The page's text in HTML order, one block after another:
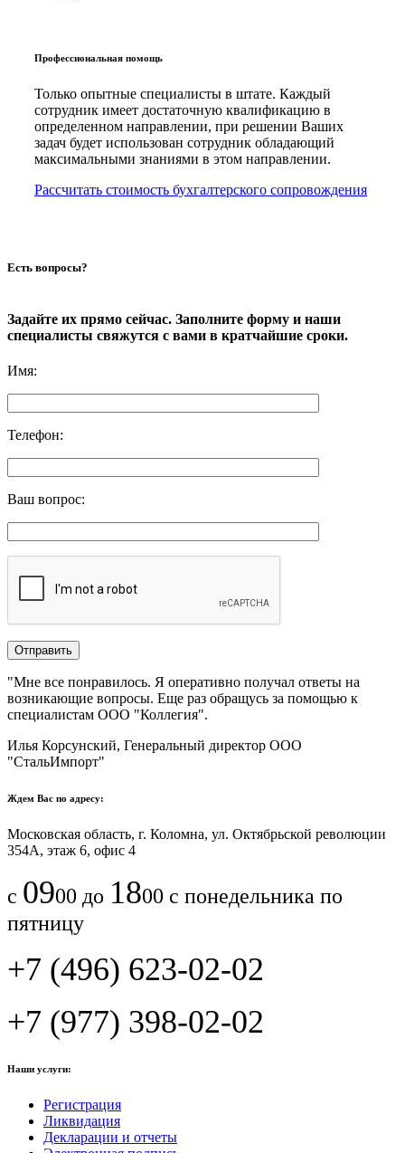
Профессиональная помощь
Только опытные специалисты в штате. Каждый
сотрудник имеет достаточную квалификацию в
определенном направлении, при решении Ваших
задач будет использован сотрудник обладающий
максимальными знаниями в этом направлении.
Рассчитать стоимость бухгалтерского сопровождения
Есть вопросы?
Задайте их прямо сейчас. Заполните форму и наши
специалисты свяжутся с вами в кратчайшие сроки.
Имя:
Телефон:
Ваш вопрос:
"Мне все понравилось.​ ​Я оперативно получал ответы на
возникающие вопросы. Еще раз обращусь за помощью к
специалистам ООО "Коллегия".​
Илья Корсунский, Генеральный директор ООО
"СтальИмпорт"
Ждем Вас по адресу:
Московская область, г. Коломна, ул. Октябрьской революции
354А, этаж 6, офис 4
с 0900 до 1800 с понедельника по
пятницу
+7 (496) 623-02-02
+7 (977) 398-02-02
Наши услуги:
Регистрация
Ликвидация
Декларации и отчеты